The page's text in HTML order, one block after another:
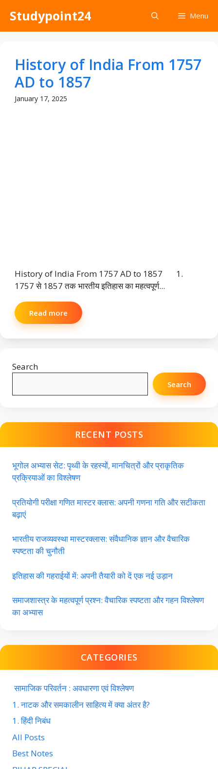
content
Studypoint24 Menu
History of India From 1757
AD to 1857
January 17, 2025
History of India From 1757 AD to 1857 1.
1757 से 1857 तक भारतीय इतिहास का महत्वपूर्ण...
Read more
Search
Search
RECENT POSTS
भूगोल अभ्यास सेट: पृथ्वी के रहस्यों, मानचित्रों और प्राकृतिक
प्रक्रियाओं का विश्लेषण
प्रतियोगी परीक्षा गणित मास्टर क्लास: अपनी गणना गति और सटीकता
बढ़ाएं
भारतीय राजव्यवस्था मास्टरक्लास: संवैधानिक ज्ञान और वैचारिक
स्पष्टता की चुनौती
इतिहास की गहराईयों में: अपनी तैयारी को दें एक नई उड़ान
समाजशास्त्र के महत्वपूर्ण प्रश्न: वैचारिक स्पष्टता और गहन विश्लेषण
का अभ्यास
CATEGORIES
सामाजिक परिवर्तन : अवधारणा एवं विश्लेषण
1. नाटक और समकालीन साहित्य में क्या अंतर है?
1. हिंदी निबंध
All Posts
Best Notes